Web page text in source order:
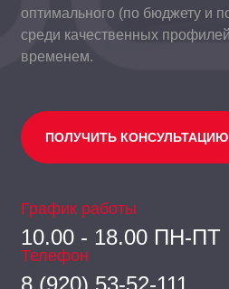
оптимального (по бюджету и
среди качественных
временем.
ПОЛУЧИТЬ КОНСУЛЬТАЦИЮ
График работы
10.00 - 18.00 ПН-ПТ
Телефон
8 (920) 53-52-111